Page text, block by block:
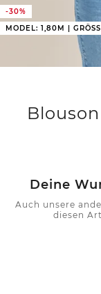
-30%
MODEL: 1,80M |
Deine
Auch unsere
diesen